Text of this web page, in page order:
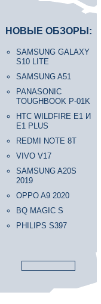
НОВЫЕ ОБЗОРЫ:
SAMSUNG GALAXY
S10 LITE
SAMSUNG A51
PANASONIC
TOUGHBOOK P-01K
HTC WILDFIRE E1 И
E1 PLUS
REDMI NOTE 8T
VIVO V17
SAMSUNG A20S
2019
OPPO A9 2020
BQ MAGIC S
PHILIPS S397